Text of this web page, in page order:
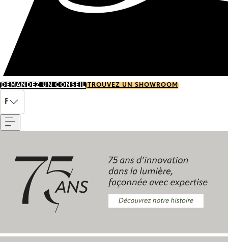
DEMANDEZ UN CONSEIL TROUVEZ UN SHOWROOM
FR